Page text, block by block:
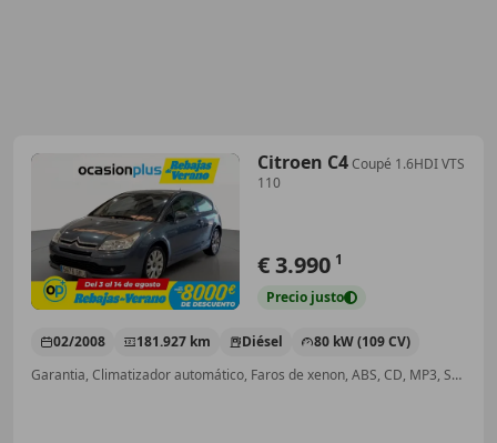
Citroen C4Coupé 1.6HDI VTS
110
€ 3.990 1
Precio justo
02/2008 181.927 km Diésel
80 kW (109 CV)
Garantia, Climatizador automático, Faros de xenon, ABS, CD, MP3, Sensor de lluvia